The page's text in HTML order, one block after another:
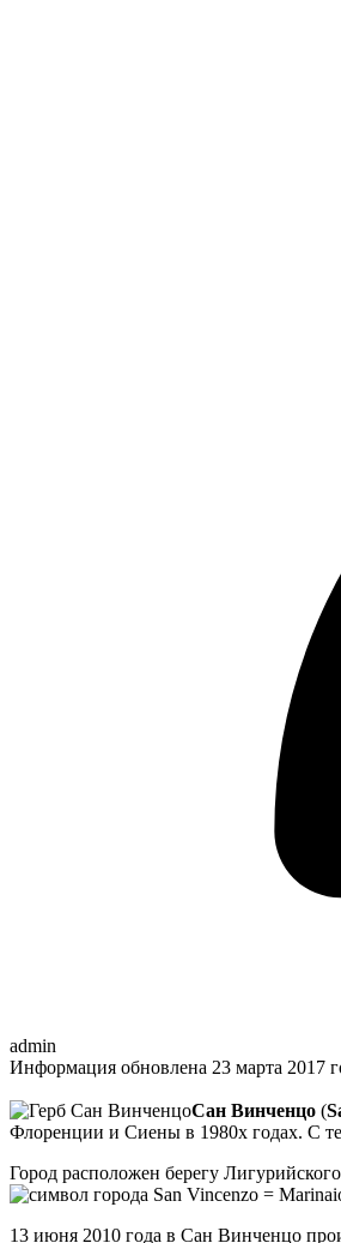
admin
Информация обновлена 23 марта 2017
Сан Винченцо (
Флоренции и Сиены в 1980х годах. С
Город расположен берегу
13 июня 2010 года в Сан Винченцо